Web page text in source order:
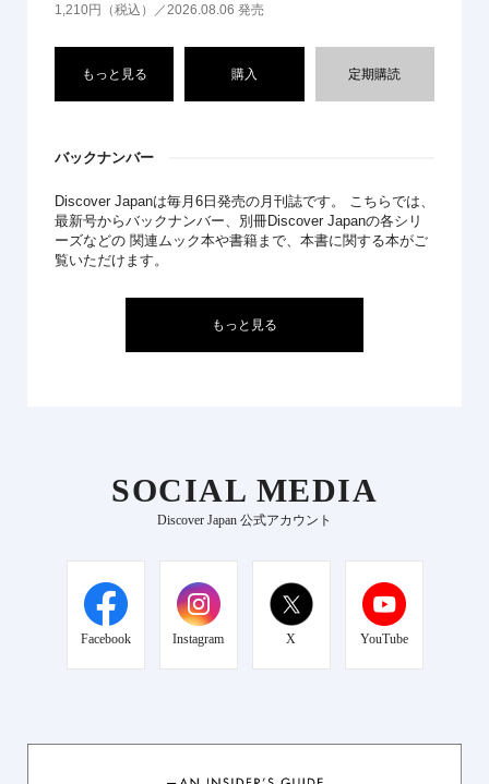
1,210円（税込）／2026.08.06 発売
もっと見る 購入 定期購読
バックナンバー
Discover Japanは毎月6日発売の月刊誌です。 こちらでは、
最新号からバックナンバー、別冊Discover Japanの各シリ
ーズなどの 関連ムック本や書籍まで、本書に関する本がご
覧いただけます。
もっと見る
SOCIAL MEDIA
Discover Japan 公式アカウント
Facebook Instagram X YouTube